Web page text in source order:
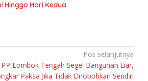
Hingga Hari Kedua
Pos selanjutnya
Lombok Tengah Segel Bangunan Liar,
Paksa Jika Tidak Dirobohkan Sendiri